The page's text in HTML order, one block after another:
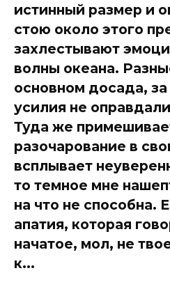
истинный размер и
стою около этого
захлестывают
волны океана.
основном досада,
усилия не
Туда же
разочарование в
всплывает
то темное мне
на что не способна.
апатия, которая
начатое, мол, не
к...